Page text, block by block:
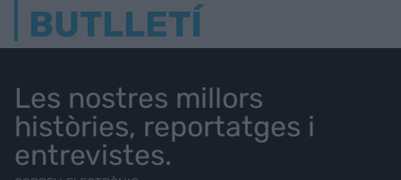
BUTLLETÍ
Les nostres millors
històries, reportatges i
entrevistes.